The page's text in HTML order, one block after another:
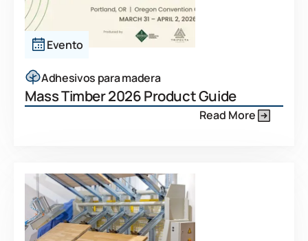
Evento
Adhesivos para madera
Mass Timber 2026 Product Guide
Read More